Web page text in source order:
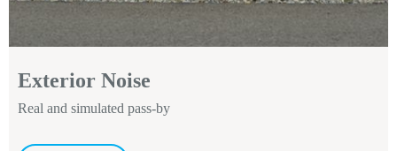
Exterior Noise
Real and simulated pass-by